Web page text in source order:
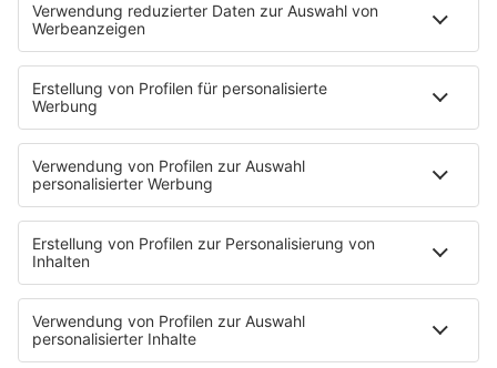
Sendungen
Moderatoren
Podcasts
Hells Bells
Musikwunsch
AKTIONEN
Backstagebereich
King of BOB
Beichtstuhl
Neuerscheinung
Newcomer